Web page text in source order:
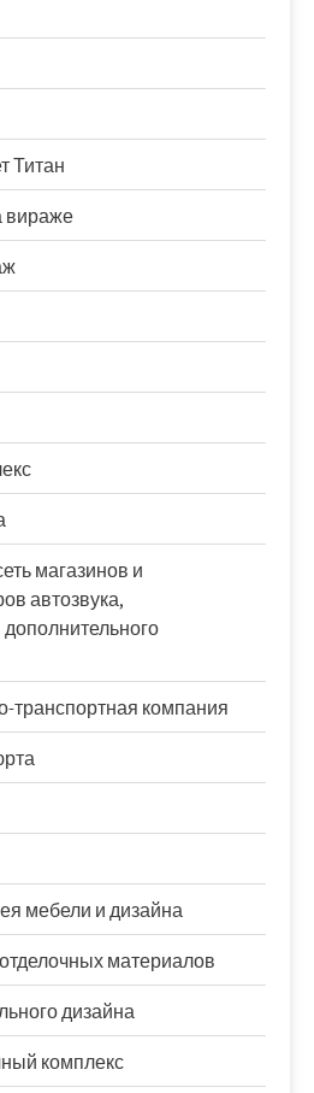
Титан
вираже
магазинов и
автозвука,
транспортная компания
мебели и дизайна
материалов
дизайна
комплекс